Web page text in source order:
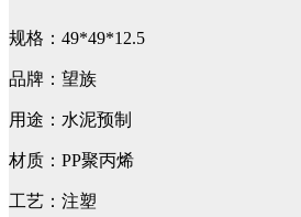
规格：49*49*12.5
品牌：望族
用途：水泥预制
材质：PP聚丙烯
工艺：注塑